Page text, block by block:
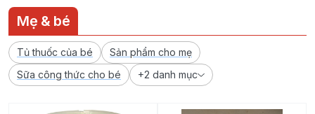
Mẹ & bé
Tủ thuốc của bé
Sản phẩm cho mẹ
Sữa công thức cho bé
+2 danh mục